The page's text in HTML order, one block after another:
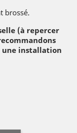
brossé.
(à repercer
installation